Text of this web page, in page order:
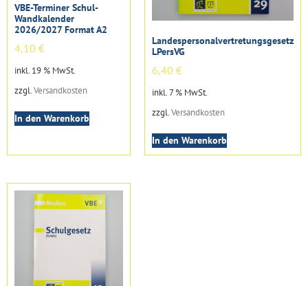
VBE-Terminer Schul-
Wandkalender
2026/2027 Format A2
4,10 €
inkl. 19 % MwSt.
zzgl. Versandkosten
In den Warenkorb
Landespersonalvertretungsgesetz
LPersVG
6,40 €
inkl. 7 % MwSt.
zzgl. Versandkosten
In den Warenkorb